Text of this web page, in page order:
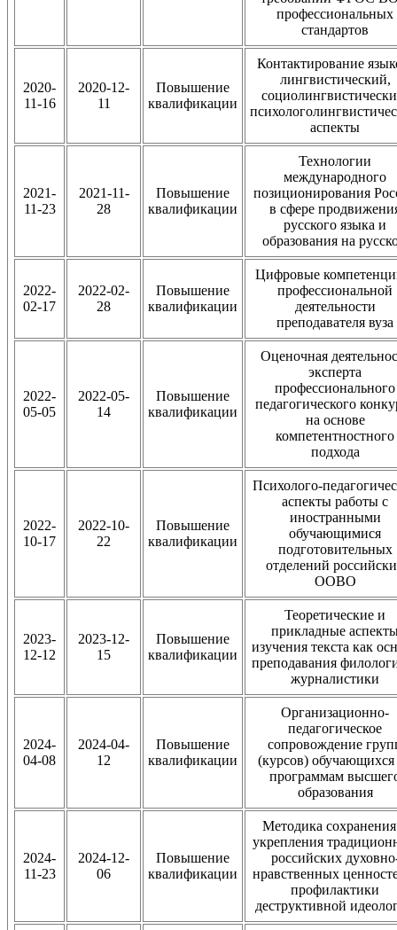
профессиональных
стандартов
2020-
11-16
2020-12-
11
Повышение
квалификации
Контактирование
лингвистический,
аспекты
2021-
11-23
2021-11-
28
Повышение
квалификации
Технологии
международного
позиционирования
в сфере
русского языка и
образования на
2022-
02-17
2022-02-
28
Повышение
квалификации
Цифровые
профессиональной
деятельности
преподавателя вуза
2022-
05-05
2022-05-
14
Повышение
квалификации
Оценочная
эксперта
профессионального
педагогического
на основе
компетентностного
подхода
2022-
10-17
2022-10-
22
Повышение
квалификации
Психолого-
аспекты работы с
иностранными
обучающимися
подготовительных
отделений
ООВО
2023-
12-12
2023-12-
15
Повышение
квалификации
Теоретические и
прикладные
изучения текста как
преподавания
журналистики
2024-
04-08
2024-04-
12
Повышение
квалификации
Организационно-
педагогическое
сопровождение
(курсов) обучающихся
программам
образования
2024-
11-23
2024-12-
06
Повышение
квалификации
Методика
укрепления
российских
нравственных
профилактики
деструктивной